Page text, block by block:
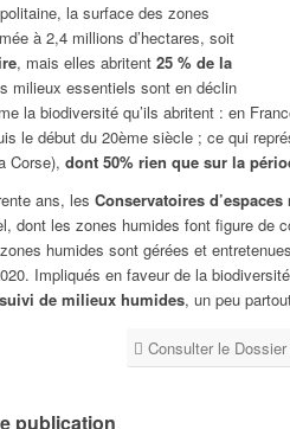
la surface des zones
à 2,4 millions d’hectares, soit
, mais elles abritent 25 % de la
milieux essentiels sont en déclin
la biodiversité qu’ils abritent : en
le début du 20ème siècle ; ce qui
Corse), dont 50% rien que sur la
ans, les Conservatoires d’espaces
dont les zones humides font figure de
humides sont gérées et
Impliqués en faveur de la
de milieux humides, un peu
Consulter le
publication